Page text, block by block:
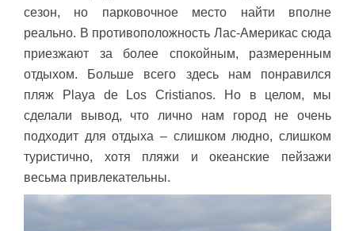
сезон, но парковочное место найти вполне
реально. В противоположность Лас-Америкас сюда
приезжают за более спокойным, размеренным
отдыхом. Больше всего здесь нам понравился
пляж Playa de Los Cristianos. Но в целом, мы
сделали вывод, что лично нам город не очень
подходит для отдыха – слишком людно, слишком
туристично, хотя пляжи и океанские пейзажи
весьма привлекательны.